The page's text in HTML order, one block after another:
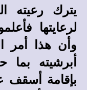
يترك رعيته
لرعايتها
وأن هذا أمر
أبرشيته
بإقامة أسقف